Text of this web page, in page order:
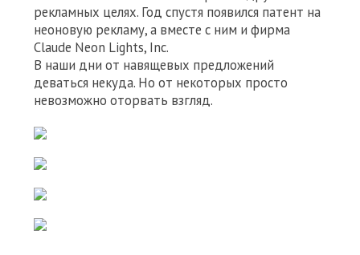
рекламных целях. Год спустя появился патент на
неоновую рекламу, а вместе с ним и фирма
Claude Neon Lights, Inc.
В наши дни от навящевых предложений
деваться некуда. Но от некоторых просто
невозможно оторвать взгляд.